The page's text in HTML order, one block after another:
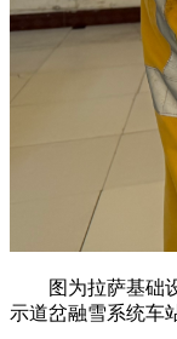
图为拉萨基础设
示道岔融雪系统车